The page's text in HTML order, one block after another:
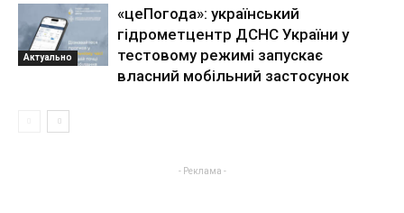
Актуально
«цеПогода»: український
гідрометцентр ДСНС України у
тестовому режимі запускає
власний мобільний застосунок
- Реклама -